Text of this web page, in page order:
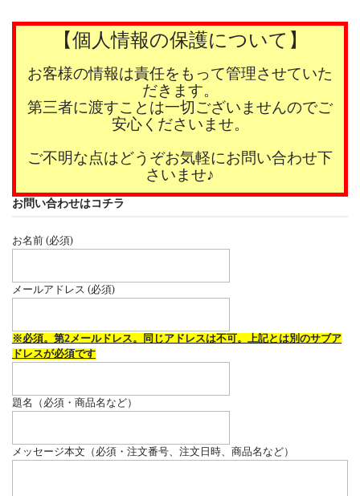
【個人情報の保護について】
お客様の情報は責任をもって管理させていた
だきます。
第三者に渡すことは一切ございませんのでご
安心くださいませ。
ご不明な点はどうぞお気軽にお問い合わせ下
さいませ♪
お問い合わせはコチラ
お名前 (必須)
メールアドレス (必須)
※必須。第2メールドレス。同じアドレスは不可。上記とは別のサブア
ドレスが必須です
題名（必須・商品名など）
メッセージ本文（必須・注文番号、注文日時、商品名など）